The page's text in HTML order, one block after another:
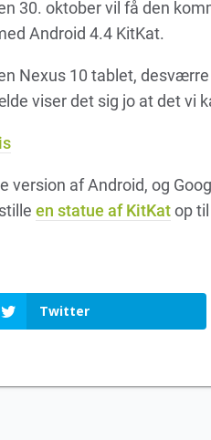
30. oktober vil få den
Android 4.4 KitKat.
Nexus 10 tablet,
viser det sig jo at det vi
version af Android, og
en statue af KitKatop til
Twitter